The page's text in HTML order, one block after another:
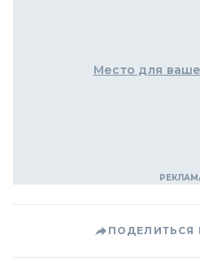
Место для
ПОДЕЛИТЬСЯ